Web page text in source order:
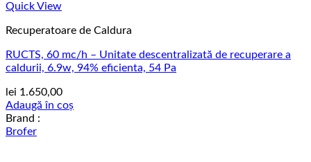
Quick View
Recuperatoare de Caldura
RUCTS, 60 mc/h – Unitate descentralizată de recuperare a
caldurii, 6.9w, 94% eficienta, 54 Pa
lei 1.650,00
Adaugă în coș
Brand :
Brofer